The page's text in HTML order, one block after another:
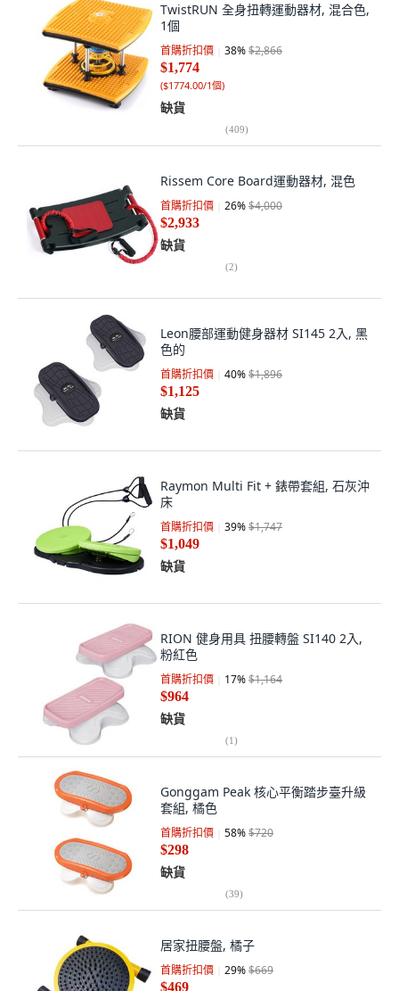
TwistRUN 全身扭轉運動器材, 混合色,
1個
首購折扣價 38%$2,866
$1,774
($1774.00/1個)
缺貨
(409)
Rissem Core Board運動器材, 混色
首購折扣價 26%$4,000
$2,933
缺貨
(2)
Leon腰部運動健身器材 SI145 2入, 黑
色的
首購折扣價 40%$1,896
$1,125
缺貨
Raymon Multi Fit + 錶帶套組, 石灰沖
床
首購折扣價 39%$1,747
$1,049
缺貨
RION 健身用具 扭腰轉盤 SI140 2入,
粉紅色
首購折扣價 17%$1,164
$964
缺貨
(1)
Gonggam Peak 核心平衡踏步臺升級
套組, 橘色
首購折扣價 58%$720
$298
缺貨
(39)
居家扭腰盤, 橘子
首購折扣價 29%$669
$469